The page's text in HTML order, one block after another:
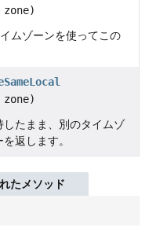
zone)
ムゾーンを使ってこの
zone)
たまま、別のタイムゾ
返します。
たメソッド